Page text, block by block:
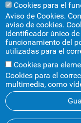
FACULTAD
C/
Aviso legal
Cookies para el
Aviso de Cookies.
aviso de cookies.
identificador único
funcionamiento del
utilizadas para el
Cookies para
Cookies para el
multimedia, como